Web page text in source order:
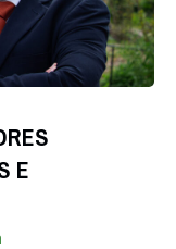
E